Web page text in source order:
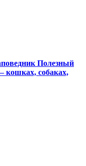
Полезный
собаках,